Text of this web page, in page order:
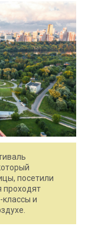
посетили
проходят
и